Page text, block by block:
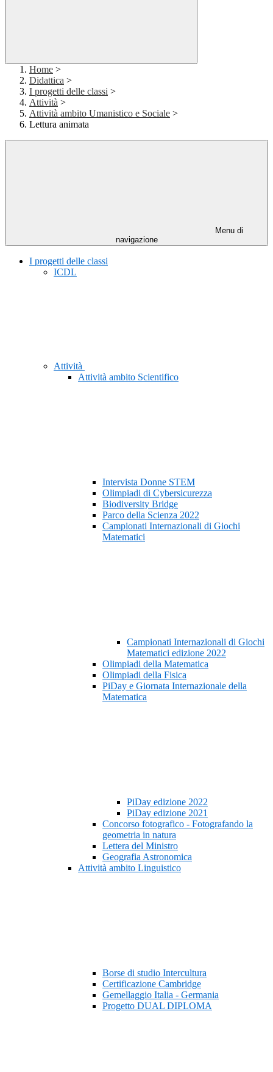
Home >
Didattica >
I progetti delle classi >
Attività >
Attività ambito Umanistico e Sociale >
Lettura animata
Menu di
navigazione
I progetti delle classi
ICDL
Attività
Attività ambito Scientifico
Intervista Donne STEM
Olimpiadi di Cybersicurezza
Biodiversity Bridge
Parco della Scienza 2022
Campionati Internazionali di Giochi
Matematici
Campionati Internazionali di Giochi
Matematici edizione 2022
Olimpiadi della Matematica
Olimpiadi della Fisica
PiDay e Giornata Internazionale della
Matematica
PiDay edizione 2022
PiDay edizione 2021
Concorso fotografico - Fotografando la
geometria in natura
Lettera del Ministro
Geografia Astronomica
Attività ambito Linguistico
Borse di studio Intercultura
Certificazione Cambridge
Gemellaggio Italia - Germania
Progetto DUAL DIPLOMA